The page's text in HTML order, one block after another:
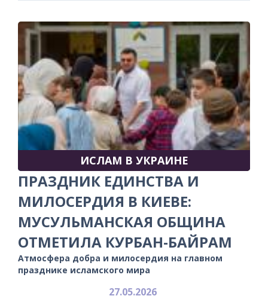
ИСЛАМ В УКРАИНЕ
ПРАЗДНИК ЕДИНСТВА И
МИЛОСЕРДИЯ В КИЕВЕ:
МУСУЛЬМАНСКАЯ ОБЩИНА
ОТМЕТИЛА КУРБАН-БАЙРАМ
Атмосфера добра и милосердия на главном
празднике исламского мира
27.05.2026